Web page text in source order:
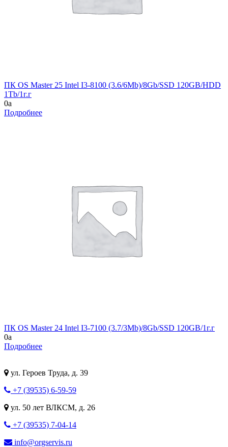
ПК OS Master 25 Intel I3-8100 (3.6/6Mb)/8Gb/SSD 120GB/HDD
1Tb/1г.г
0a
Подробнее
ПК OS Master 24 Intel I3-7100 (3.7/3Mb)/8Gb/SSD 120GB/1г.г
0a
Подробнее
ул. Героев Труда, д. 39
+7 (39535) 6-59-59
ул. 50 лет ВЛКСМ, д. 26
+7 (39535) 7-04-14
info@orgservis.ru